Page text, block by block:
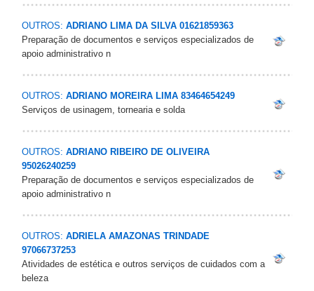
OUTROS: ADRIANO LIMA DA SILVA 01621859363
Preparação de documentos e serviços especializados de
apoio administrativo n
OUTROS: ADRIANO MOREIRA LIMA 83464654249
Serviços de usinagem, tornearia e solda
OUTROS: ADRIANO RIBEIRO DE OLIVEIRA
95026240259
Preparação de documentos e serviços especializados de
apoio administrativo n
OUTROS: ADRIELA AMAZONAS TRINDADE
97066737253
Atividades de estética e outros serviços de cuidados com a
beleza